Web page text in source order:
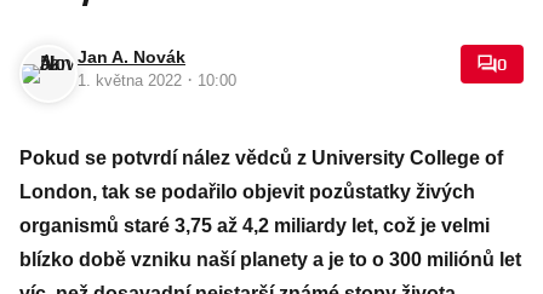
Jan A. Novák
1. května 2022 · 10:00
0
Pokud se potvrdí nález vědců z University College of
London, tak se podařilo objevit pozůstatky živých
organismů staré 3,75 až 4,2 miliardy let, což je velmi
blízko době vzniku naší planety a je to o 300 miliónů let